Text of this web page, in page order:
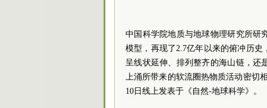
中国科学院地质与地球物理研究所研
模型，再现了2.7亿年以来的俯冲历
呈线状延伸、排列整齐的海山链，还
上涌所带来的软流圈热物质活动密切
10日线上发表于《自然-地球科学》。